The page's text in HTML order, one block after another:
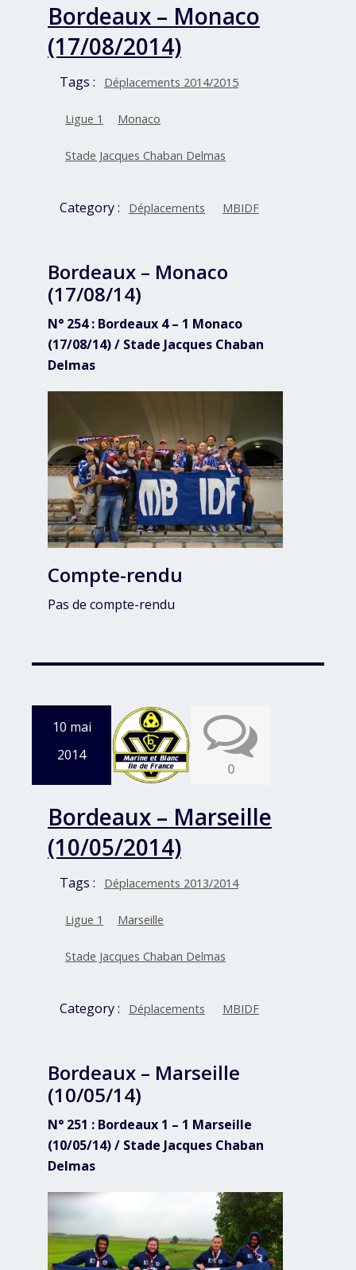
Bordeaux – Monaco
(17/08/2014)
Tags : Déplacements 2014/2015
Ligue 1 Monaco
Stade Jacques Chaban Delmas
Category : Déplacements MBIDF
Bordeaux – Monaco
(17/08/14)
N° 254 : Bordeaux 4 – 1 Monaco
(17/08/14) / Stade Jacques Chaban
Delmas
Compte-rendu
Pas de compte-rendu
10 mai
2014
0
Bordeaux – Marseille
(10/05/2014)
Tags : Déplacements 2013/2014
Ligue 1 Marseille
Stade Jacques Chaban Delmas
Category : Déplacements MBIDF
Bordeaux – Marseille
(10/05/14)
N° 251 : Bordeaux 1 – 1 Marseille
(10/05/14) / Stade Jacques Chaban
Delmas